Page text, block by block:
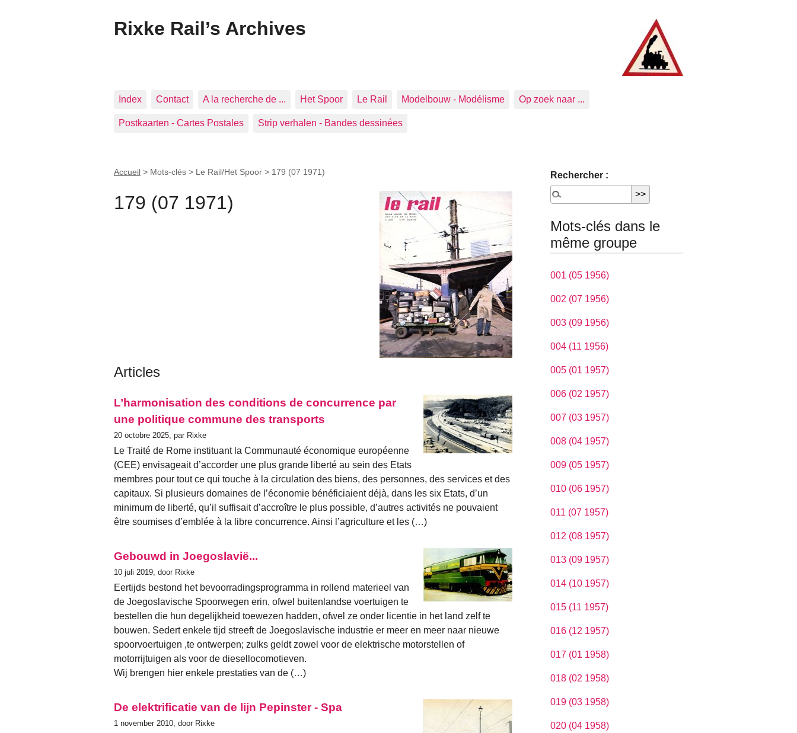
Rixke Rail’s Archives
Index Contact A la recherche de ... Het Spoor Le Rail Modelbouw - Modélisme Op zoek naar ...
Postkaarten - Cartes Postales Strip verhalen - Bandes dessinées
Accueil > Mots-clés > Le Rail/Het Spoor > 179 (07 1971)
179 (07 1971)
Articles
L’harmonisation des conditions de concurrence par
une politique commune des transports
20 octobre 2025, par Rixke
Le Traité de Rome instituant la Communauté économique européenne
(CEE) envisageait d’accorder une plus grande liberté au sein des Etats
membres pour tout ce qui touche à la circulation des biens, des personnes, des services et des
capitaux. Si plusieurs domaines de l’économie bénéficiaient déjà, dans les six Etats, d’un
minimum de liberté, qu’il suffisait d’accroître le plus possible, d’autres activités ne pouvaient
être soumises d’emblée à la libre concurrence. Ainsi l’agriculture et les (…)
Gebouwd in Joegoslavië...
10 juli 2019, door Rixke
Eertijds bestond het bevoorradingsprogramma in rollend materieel van
de Joegoslavische Spoorwegen erin, ofwel buitenlandse voertuigen te
bestellen die hun degelijkheid toewezen hadden, ofwel ze onder licentie in het land zelf te
bouwen. Sedert enkele tijd streeft de Joegoslavische industrie er meer en meer naar nieuwe
spoorvoertuigen ,te ontwerpen; zulks geldt zowel voor de elektrische motorstellen of
motorrijtuigen als voor de diesellocomotieven.
Wij brengen hier enkele prestaties van de (…)
De elektrificatie van de lijn Pepinster - Spa
1 november 2010, door Rixke
Rechercher :
Mots-clés dans le
même groupe
001 (05 1956)
002 (07 1956)
003 (09 1956)
004 (11 1956)
005 (01 1957)
006 (02 1957)
007 (03 1957)
008 (04 1957)
009 (05 1957)
010 (06 1957)
011 (07 1957)
012 (08 1957)
013 (09 1957)
014 (10 1957)
015 (11 1957)
016 (12 1957)
017 (01 1958)
018 (02 1958)
019 (03 1958)
020 (04 1958)